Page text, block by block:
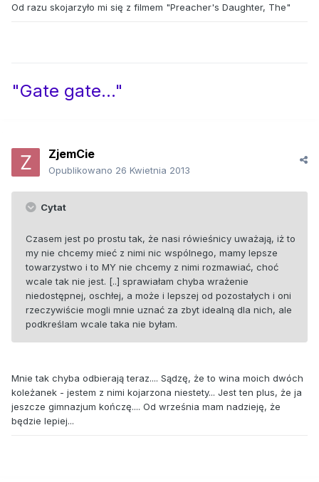
Od razu skojarzyło mi się z filmem "Preacher's Daughter, The"
"Gate gate..."
ZjemCie
Opublikowano 26 Kwietnia 2013
Cytat
Czasem jest po prostu tak, że nasi rówieśnicy uważają, iż to
my nie chcemy mieć z nimi nic wspólnego, mamy lepsze
towarzystwo i to MY nie chcemy z nimi rozmawiać, choć
wcale tak nie jest. [..] sprawiałam chyba wrażenie
niedostępnej, oschłej, a może i lepszej od pozostałych i oni
rzeczywiście mogli mnie uznać za zbyt idealną dla nich, ale
podkreślam wcale taka nie byłam.
Mnie tak chyba odbierają teraz.... Sądzę, że to wina moich dwóch
koleżanek - jestem z nimi kojarzona niestety... Jest ten plus, że ja
jeszcze gimnazjum kończę.... Od września mam nadzieję, że
będzie lepiej...